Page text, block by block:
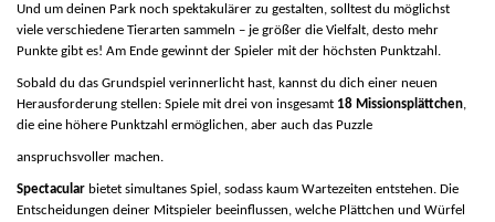
Und um deinen Park noch spektakulärer zu gestalten, solltest du möglichst
viele verschiedene Tierarten sammeln – je größer die Vielfalt, desto mehr
Punkte gibt es! Am Ende gewinnt der Spieler mit der höchsten Punktzahl.
Sobald du das Grundspiel verinnerlicht hast, kannst du dich einer neuen
Herausforderung stellen: Spiele mit drei von insgesamt 18 Missionsplättchen,
die eine höhere Punktzahl ermöglichen, aber auch das Puzzle
anspruchsvoller machen.
Spectacular bietet simultanes Spiel, sodass kaum Wartezeiten entstehen. Die
Entscheidungen deiner Mitspieler beeinflussen, welche Plättchen und Würfel